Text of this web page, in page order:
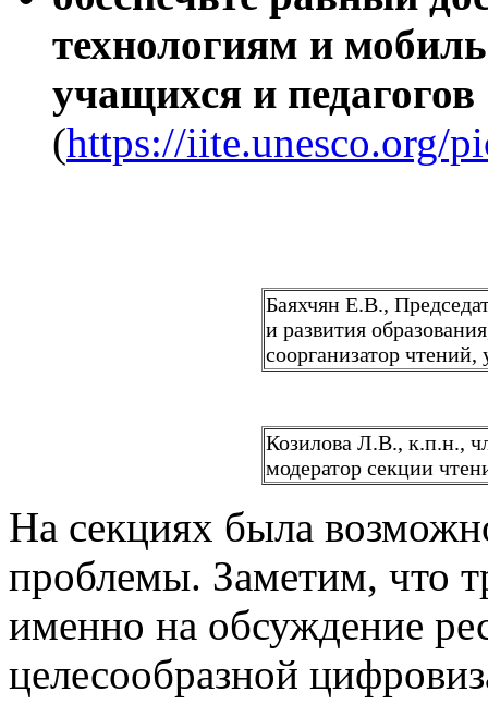
технологиям и
учащихся и педагогов
(https://iite.unesco.org/
Баяхчян Е.В.,
и развития
соорганизатор
Козилова Л.В., к.п.н.,
модератор секции
На секциях была
проблемы. Заметим, что
именно на обсуждение
целесообразной